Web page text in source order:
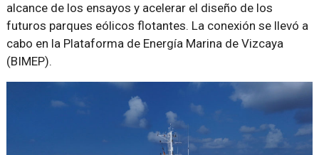
alcance de los ensayos y acelerar el diseño de los
futuros parques eólicos flotantes. La conexión se llevó a
cabo en la Plataforma de Energía Marina de Vizcaya
(BIMEP).